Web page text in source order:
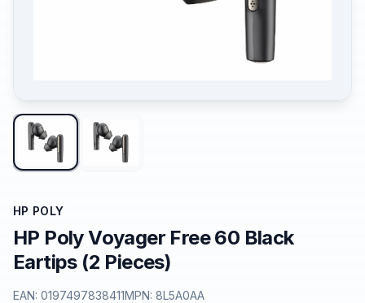
HP POLY
HP Poly Voyager Free 60 Black
Eartips (2 Pieces)
EAN: 0197497838411MPN: 8L5A0AA